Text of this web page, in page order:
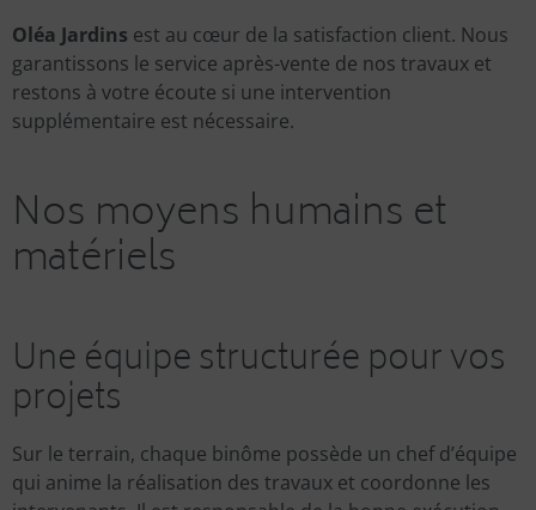
Oléa Jardins est au cœur de la satisfaction client. Nous
garantissons le service après-vente de nos travaux et
restons à votre écoute si une intervention
supplémentaire est nécessaire.
Nos moyens humains et
matériels
Une équipe structurée pour vos
projets
Sur le terrain, chaque binôme possède un chef d’équipe
qui anime la réalisation des travaux et coordonne les